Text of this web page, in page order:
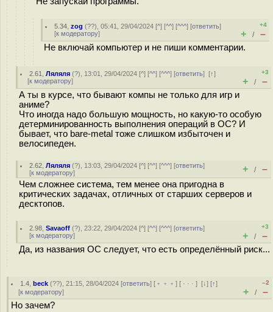
5.34 ,zog (??), 05:41, 29/04/2024 [^] [^^] [^^^] [ответить]
[к модератору]
+4
+ / –
Не включай компьютер и не пиши комментарии.
2.61 ,Ляляля (?), 13:01, 29/04/2024 [^] [^^] [^^^] [ответить][↑]
[к модератору]
+3
+ / –
А ты в курсе, что бывают компы не только для игр и
аниме?
Что иногда надо большую мощность, но какую-то особую
детерминированность выполнения операций в ОС? И
бывает, что bare-metal тоже слишком избыточен и
велосипеден.
2.62 ,Ляляля (?), 13:03, 29/04/2024 [^] [^^] [^^^] [ответить]
[к модератору] + / –
Чем сложнее система, тем менее она пригодна в
критических задачах, отличных от старших серверов и
десктопов.
2.98 ,Savaoff (?), 23:22, 29/04/2024 [^] [^^] [^^^] [ответить]
[к модератору]
+3
+ / –
Да, из названия ОС следует, что есть определённый риск...
1.4 ,beck (??), 21:15, 28/04/2024 [ответить] [ ﹢﹢﹢] [ · · ·][↓] [↑]
[к модератору]
–2
+ / –
Но зачем?